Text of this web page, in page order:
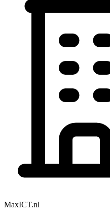
MaxICT.nl